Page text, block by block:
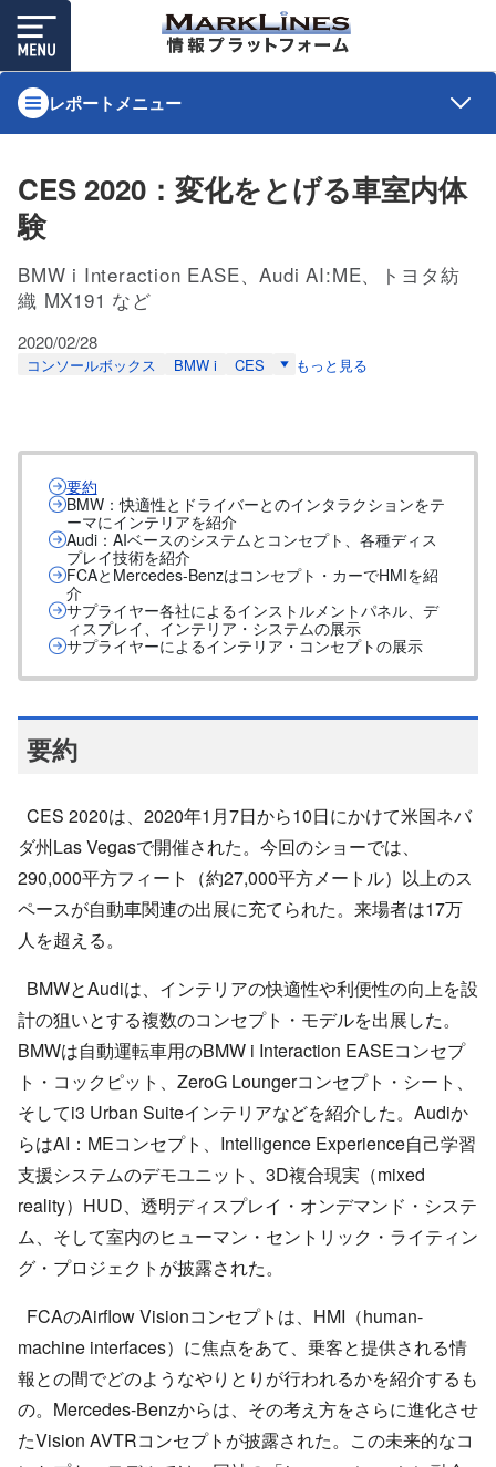
レポートメニュー
CES 2020：変化をとげる車室内体
験
BMW i Interaction EASE、Audi AI:ME、トヨタ紡
織 MX191 など
2020/02/28
コンソールボックス BMW i CES もっと見る
要約
BMW：快適性とドライバーとのインタラクションをテ
ーマにインテリアを紹介
Audi：AIベースのシステムとコンセプト、各種ディス
プレイ技術を紹介
FCAとMercedes-Benzはコンセプト・カーでHMIを紹
介
サプライヤー各社によるインストルメントパネル、デ
ィスプレイ、インテリア・システムの展示
サプライヤーによるインテリア・コンセプトの展示
要約
CES 2020は、2020年1月7日から10日にかけて米国ネバ
ダ州Las Vegasで開催された。今回のショーでは、
290,000平方フィート（約27,000平方メートル）以上のス
ペースが自動車関連の出展に充てられた。来場者は17万
人を超える。
BMWとAudiは、インテリアの快適性や利便性の向上を設
計の狙いとする複数のコンセプト・モデルを出展した。
BMWは自動運転車用のBMW i Interaction EASEコンセプ
ト・コックピット、ZeroG Loungerコンセプト・シート、
そしてi3 Urban Suiteインテリアなどを紹介した。Audiか
らはAI：MEコンセプト、Intelligence Experience自己学習
支援システムのデモユニット、3D複合現実（mixed
reality）HUD、透明ディスプレイ・オンデマンド・システ
ム、そして室内のヒューマン・セントリック・ライティン
グ・プロジェクトが披露された。
FCAのAirflow Visionコンセプトは、HMI（human-
machine interfaces）に焦点をあて、乗客と提供される情
報との間でどのようなやりとりが行われるかを紹介するも
の。Mercedes-Benzからは、その考え方をさらに進化させ
たVision AVTRコンセプトが披露された。この未来的なコ